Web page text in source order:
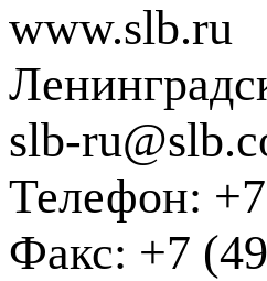
www.slb.ru
slb-
Телефон:
Факс: +7